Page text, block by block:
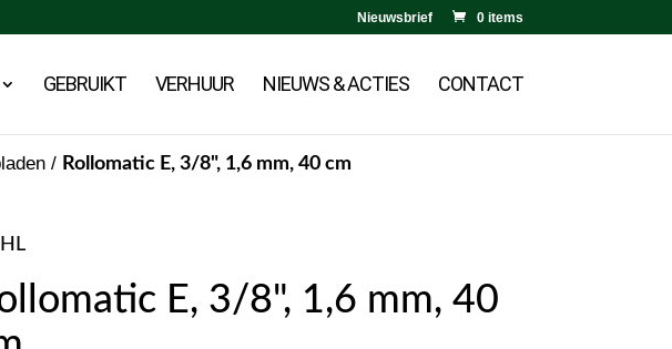
Nieuwsbrief 0 items
GEBRUIKT VERHUUR NIEUWS & ACTIES CONTACT
/ Rollomatic E, 3/8", 1,6 mm, 40 cm
E, 3/8", 1,6 mm, 40